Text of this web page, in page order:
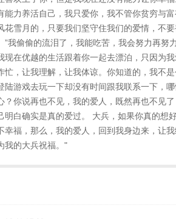
能力养活自己，我只爱你，我不管你贫穷与
花雪月的，只要我们坚守住我们的爱情，不
”我偷偷的流泪了，我能吃苦，我会努力再
现在优越的生活跟着你一起去漂泊，只因为
忙，让我理解，让我体谅。你知道的，我不
陆游戏去玩一下却没有时间跟我联系一下，
？你说再也不见，我的爱人，既然再也不见
明白确实是真的爱过。 大兵，如果你真的
幸福，那么，我的爱人，回到我身边来，让
我的大兵祝福。"